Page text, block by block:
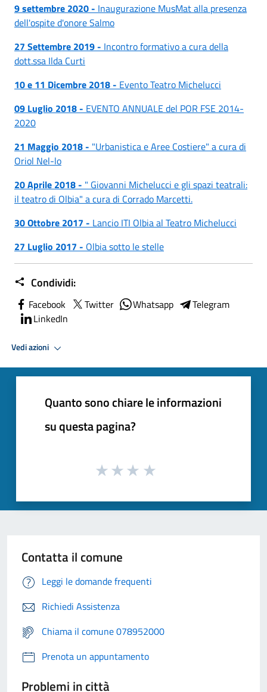
9 settembre 2020 - Inaugurazione MusMat alla presenza
dell'ospite d'onore Salmo
27 Settembre 2019 - Incontro formativo a cura della
dott.ssa Ilda Curti
10 e 11 Dicembre 2018- Evento Teatro Michelucci
09 Luglio 2018 - EVENTO ANNUALE del POR FSE 2014-
2020
21 Maggio 2018 - "Urbanistica e Aree Costiere" a cura di
Oriol Nel-lo
20 Aprile 2018 - " Giovanni Michelucci e gli spazi teatrali:
il teatro di Olbia" a cura di Corrado Marcetti.
30 Ottobre 2017 - Lancio ITI Olbia al Teatro Michelucci
27 Luglio 2017 - Olbia sotto le stelle
Condividi:
Facebook Twitter Whatsapp
Telegram
LinkedIn
Vedi azioni
Quanto sono chiare le informazioni
su questa pagina?
Contatta il comune
Leggi le domande frequenti
Richiedi Assistenza
Chiama il comune 078952000
Prenota un appuntamento
Problemi in città